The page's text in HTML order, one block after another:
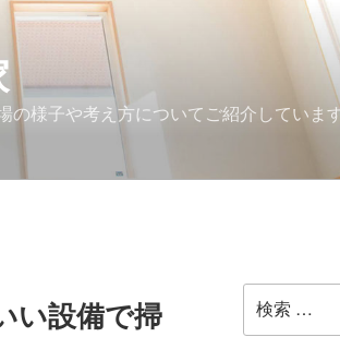
様子や考え方についてご紹介しています
い設備で掃
索: